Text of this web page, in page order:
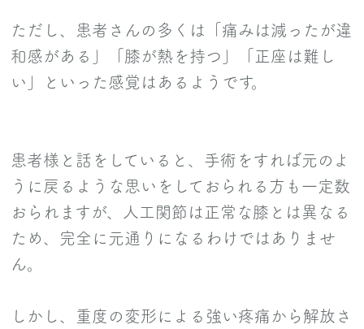
ただし、患者さんの多くは「痛みは減ったが違
和感がある」「膝が熱を持つ」「正座は難し
い」といった感覚はあるようです。
患者様と話をしていると、手術をすれば元のよ
うに戻るような思いをしておられる方も一定数
おられますが、人工関節は正常な膝とは異なる
ため、完全に元通りになるわけではありませ
ん。
しかし、重度の変形による強い疼痛から解放さ